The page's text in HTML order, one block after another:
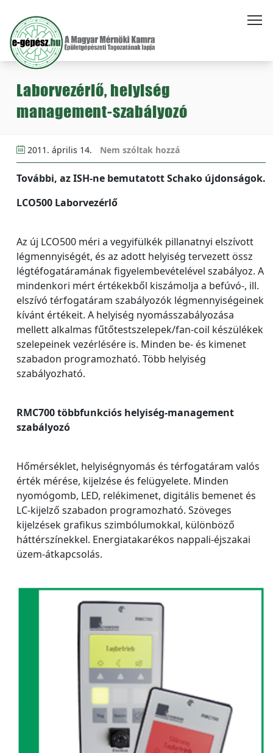
Laborvezérlő, helyiség
management-szabályozó
2011. április 14. Nem szóltak hozzá
További, az ISH-ne bemutatott Schako újdonságok.
LCO500 Laborvezérlő
Az új LCO500 méri a vegyifülkék pillanatnyi elszívott
légmennyiségét, és az adott helyiség tervezett össz
légtéfogatáramának figyelembevételével szabályoz. A
mindenkori mért értékekből kiszámolja a befúvó-, ill.
elszívó térfogatáram szabályozók légmennyiségeinek
kívánt értékeit. A helyiség nyomásszabályozása
mellett alkalmas fűtőtestszelepek/fan-coil készülékek
szelepeinek vezérlésére is. Minden be- és kimenet
szabadon programozható. Több helyiség
szabályozható.
RMC700 többfunkciós helyiség-management
szabályozó
Hőmérséklet, helyiségnyomás és térfogatáram valós
érték mérése, kijelzése és felügyelete. Minden
nyomógomb, LED, relékimenet, digitális bemenet és
LC-kijelző szabadon programozható. Szöveges
kijelzések grafikus szimbólumokkal, különböző
háttérszínekkel. Energiatakarékos nappali-éjszakai
üzem-átkapcsolás.